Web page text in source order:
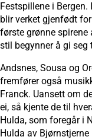
Festspillene i
blir verket gjenfødt
første grønne
stil begynner å gi seg
Andsnes, Sousa og
fremfører også
Franck. Uansett om
ei, så kjente de til
Hulda, som foregår i
Hulda av Bjørnstjerne